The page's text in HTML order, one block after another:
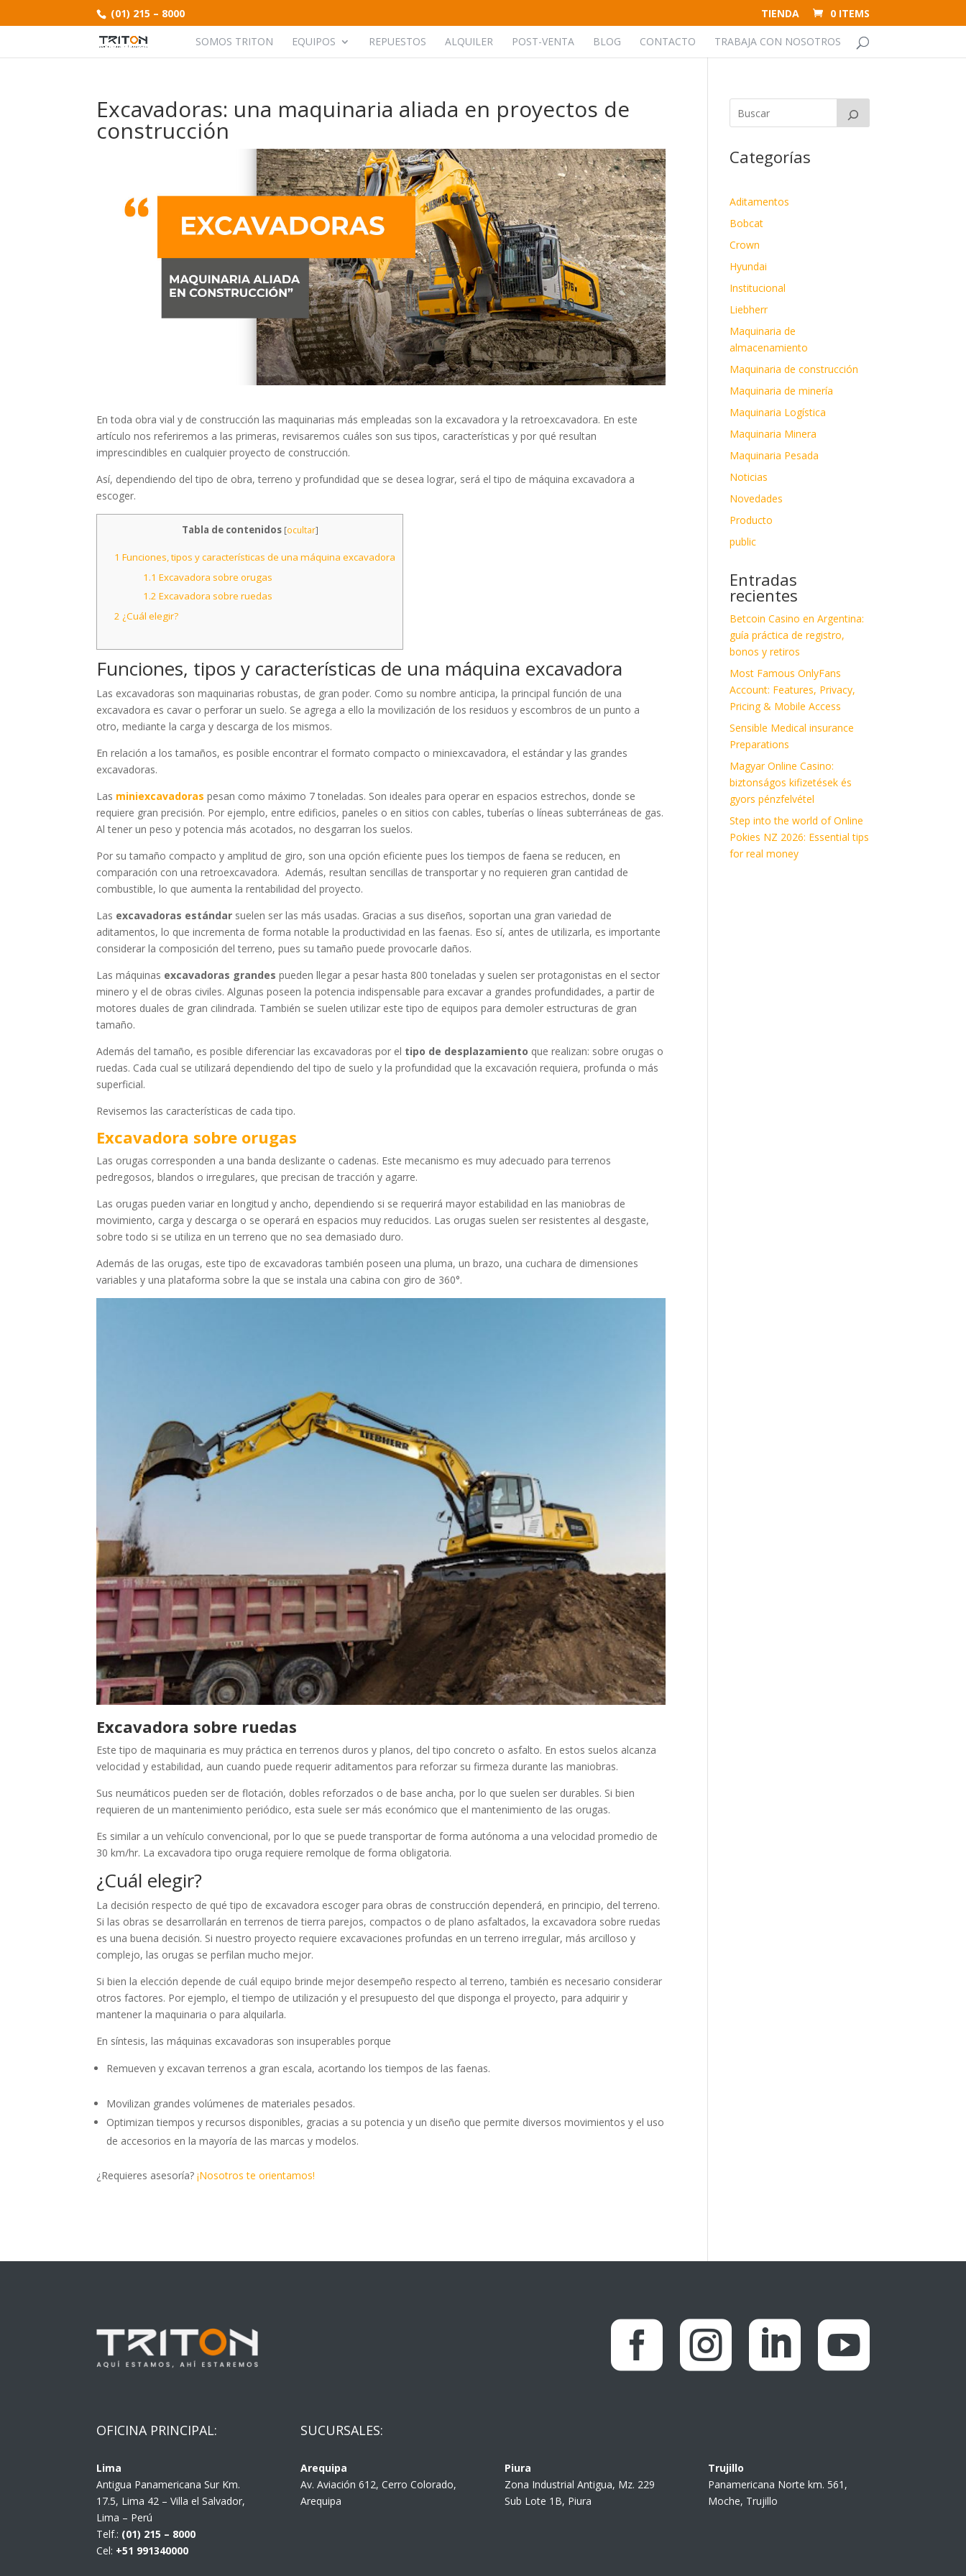
(01) 215 – 8000 TIENDA 0 ITEMS
SOMOS TRITON EQUIPOS REPUESTOS ALQUILER POST-VENTA BLOG CONTACTO TRABAJA CON NOSOTROS
Excavadoras: una maquinaria aliada en proyectos de
construcción
En toda obra vial y de construcción las maquinarias más empleadas son la excavadora y la retroexcavadora. En este
artículo nos referiremos a las primeras, revisaremos cuáles son sus tipos, características y por qué resultan
imprescindibles en cualquier proyecto de construcción.
Así, dependiendo del tipo de obra, terreno y profundidad que se desea lograr, será el tipo de máquina excavadora a
escoger.
Tabla de contenidos [ocultar]
1 Funciones, tipos y características de una máquina excavadora
1.1 Excavadora sobre orugas
1.2 Excavadora sobre ruedas
2 ¿Cuál elegir?
Funciones, tipos y características de una máquina excavadora
Las excavadoras son maquinarias robustas, de gran poder. Como su nombre anticipa, la principal función de una
excavadora es cavar o perforar un suelo. Se agrega a ello la movilización de los residuos y escombros de un punto a
otro, mediante la carga y descarga de los mismos.
En relación a los tamaños, es posible encontrar el formato compacto o miniexcavadora, el estándar y las grandes
excavadoras.
Las miniexcavadoras pesan como máximo 7 toneladas. Son ideales para operar en espacios estrechos, donde se
requiere gran precisión. Por ejemplo, entre edificios, paneles o en sitios con cables, tuberías o líneas subterráneas de gas.
Al tener un peso y potencia más acotados, no desgarran los suelos.
Por su tamaño compacto y amplitud de giro, son una opción eficiente pues los tiempos de faena se reducen, en
comparación con una retroexcavadora. Además, resultan sencillas de transportar y no requieren gran cantidad de
combustible, lo que aumenta la rentabilidad del proyecto.
Las excavadoras estándar suelen ser las más usadas. Gracias a sus diseños, soportan una gran variedad de
aditamentos, lo que incrementa de forma notable la productividad en las faenas. Eso sí, antes de utilizarla, es importante
considerar la composición del terreno, pues su tamaño puede provocarle daños.
Las máquinas excavadoras grandes pueden llegar a pesar hasta 800 toneladas y suelen ser protagonistas en el sector
minero y el de obras civiles. Algunas poseen la potencia indispensable para excavar a grandes profundidades, a partir de
motores duales de gran cilindrada. También se suelen utilizar este tipo de equipos para demoler estructuras de gran
tamaño.
Además del tamaño, es posible diferenciar las excavadoras por el tipo de desplazamiento que realizan: sobre orugas o
ruedas. Cada cual se utilizará dependiendo del tipo de suelo y la profundidad que la excavación requiera, profunda o más
superficial.
Revisemos las características de cada tipo.
Excavadora sobre orugas
Las orugas corresponden a una banda deslizante o cadenas. Este mecanismo es muy adecuado para terrenos
pedregosos, blandos o irregulares, que precisan de tracción y agarre.
Las orugas pueden variar en longitud y ancho, dependiendo si se requerirá mayor estabilidad en las maniobras de
movimiento, carga y descarga o se operará en espacios muyreducidos. Las orugas suelen ser resistentes al desgaste,
sobre todo si se utiliza en unterreno que no sea demasiado duro.
Además de las orugas, este tipo de excavadoras también poseen una pluma, un brazo, una cuchara de dimensiones
variables y una plataforma sobre la que se instala una cabina con giro de 360°.
Excavadora sobre ruedas
Este tipo de maquinaria es muy práctica en terrenos duros y planos, del tipo concreto o asfalto. En estos suelos alcanza
velocidad y estabilidad, aun cuando puede requerir aditamentos para reforzar su firmeza durante las maniobras.
Sus neumáticos pueden ser de flotación, dobles reforzados o de base ancha, por lo que suelen ser durables. Si bien
requieren de un mantenimiento periódico, esta suele ser más económico que el mantenimiento de las orugas.
Es similar a un vehículo convencional, por lo que se puede transportar de forma autónoma a una velocidad promedio de
30 km/hr. La excavadora tipo oruga requiere remolque de forma obligatoria.
¿Cuál elegir?
La decisión respecto de qué tipo de excavadora escoger para obras de construcción dependerá, en principio, del terreno.
Si las obras se desarrollarán en terrenos de tierra parejos, compactos o de plano asfaltados, la excavadora sobre ruedas
es una buena decisión. Si nuestro proyecto requiere excavaciones profundas en un terreno irregular, más arcilloso y
complejo, las orugas se perfilan mucho mejor.
Si bien la elección depende de cuál equipo brinde mejor desempeño respecto al terreno, también es necesario considerar
otros factores. Por ejemplo, el tiempo de utilización y el presupuesto del que disponga el proyecto, para adquirir y
mantener la maquinaria o para alquilarla.
En síntesis, las máquinas excavadoras son insuperables porque
Remueven y excavan terrenos a gran escala, acortando los tiempos de las faenas.
Movilizan grandes volúmenes de materiales pesados.
Optimizan tiempos y recursos disponibles, gracias a su potencia y un diseño que permite diversos movimientos y el uso
de accesorios en la mayoría de las marcas y modelos.
¿Requieres asesoría?¡Nosotros te orientamos!
Categorías
Aditamentos
Bobcat
Crown
Hyundai
Institucional
Liebherr
Maquinaria de
almacenamiento
Maquinaria de construcción
Maquinaria de minería
Maquinaria Logística
Maquinaria Minera
Maquinaria Pesada
Noticias
Novedades
Producto
public
Entradas
recientes
Betcoin Casino en Argentina:
guía práctica de registro,
bonos y retiros
Most Famous OnlyFans
Account: Features, Privacy,
Pricing & Mobile Access
Sensible Medical insurance
Preparations
Magyar Online Casino:
biztonságos kifizetések és
gyors pénzfelvétel
Step into the world of Online
Pokies NZ 2026: Essential tips
for real money
   
OFICINA PRINCIPAL:
Lima
Antigua Panamericana Sur Km.
17.5, Lima 42 – Villa el Salvador,
Lima – Perú
Telf.: (01) 215 – 8000
Cel: +51 991340000
SUCURSALES:
Arequipa
Av. Aviación 612, Cerro Colorado,
Arequipa
Piura
Zona Industrial Antigua, Mz. 229
Sub Lote 1B, Piura
Trujillo
Panamericana Norte km. 561,
Moche, Trujillo